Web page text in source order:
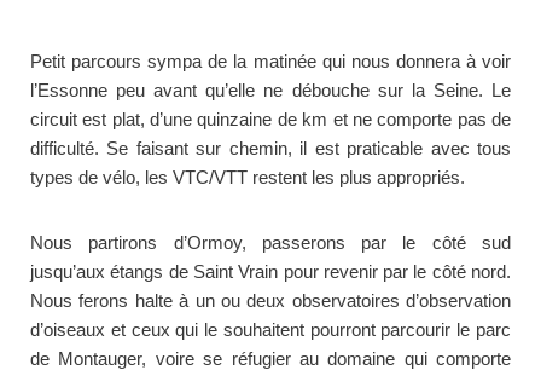
Petit parcours sympa de la matinée qui nous donnera à voir
l’Essonne peu avant qu’elle ne débouche sur la Seine. Le
circuit est plat, d’une quinzaine de km et ne comporte pas de
difficulté. Se faisant sur chemin, il est praticable avec tous
types de vélo, les VTC/VTT restent les plus appropriés.
Nous partirons d’Ormoy, passerons par le côté sud
jusqu’aux étangs de Saint Vrain pour revenir par le côté nord.
Nous ferons halte à un ou deux observatoires d’observation
d’oiseaux et ceux qui le souhaitent pourront parcourir le parc
de Montauger, voire se réfugier au domaine qui comporte